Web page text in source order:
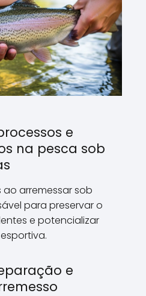
e
na pesca sob
arremessar sob
para preservar o
e potencializar
e